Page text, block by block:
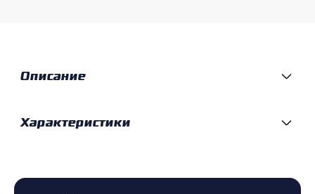
Описание
Характеристики